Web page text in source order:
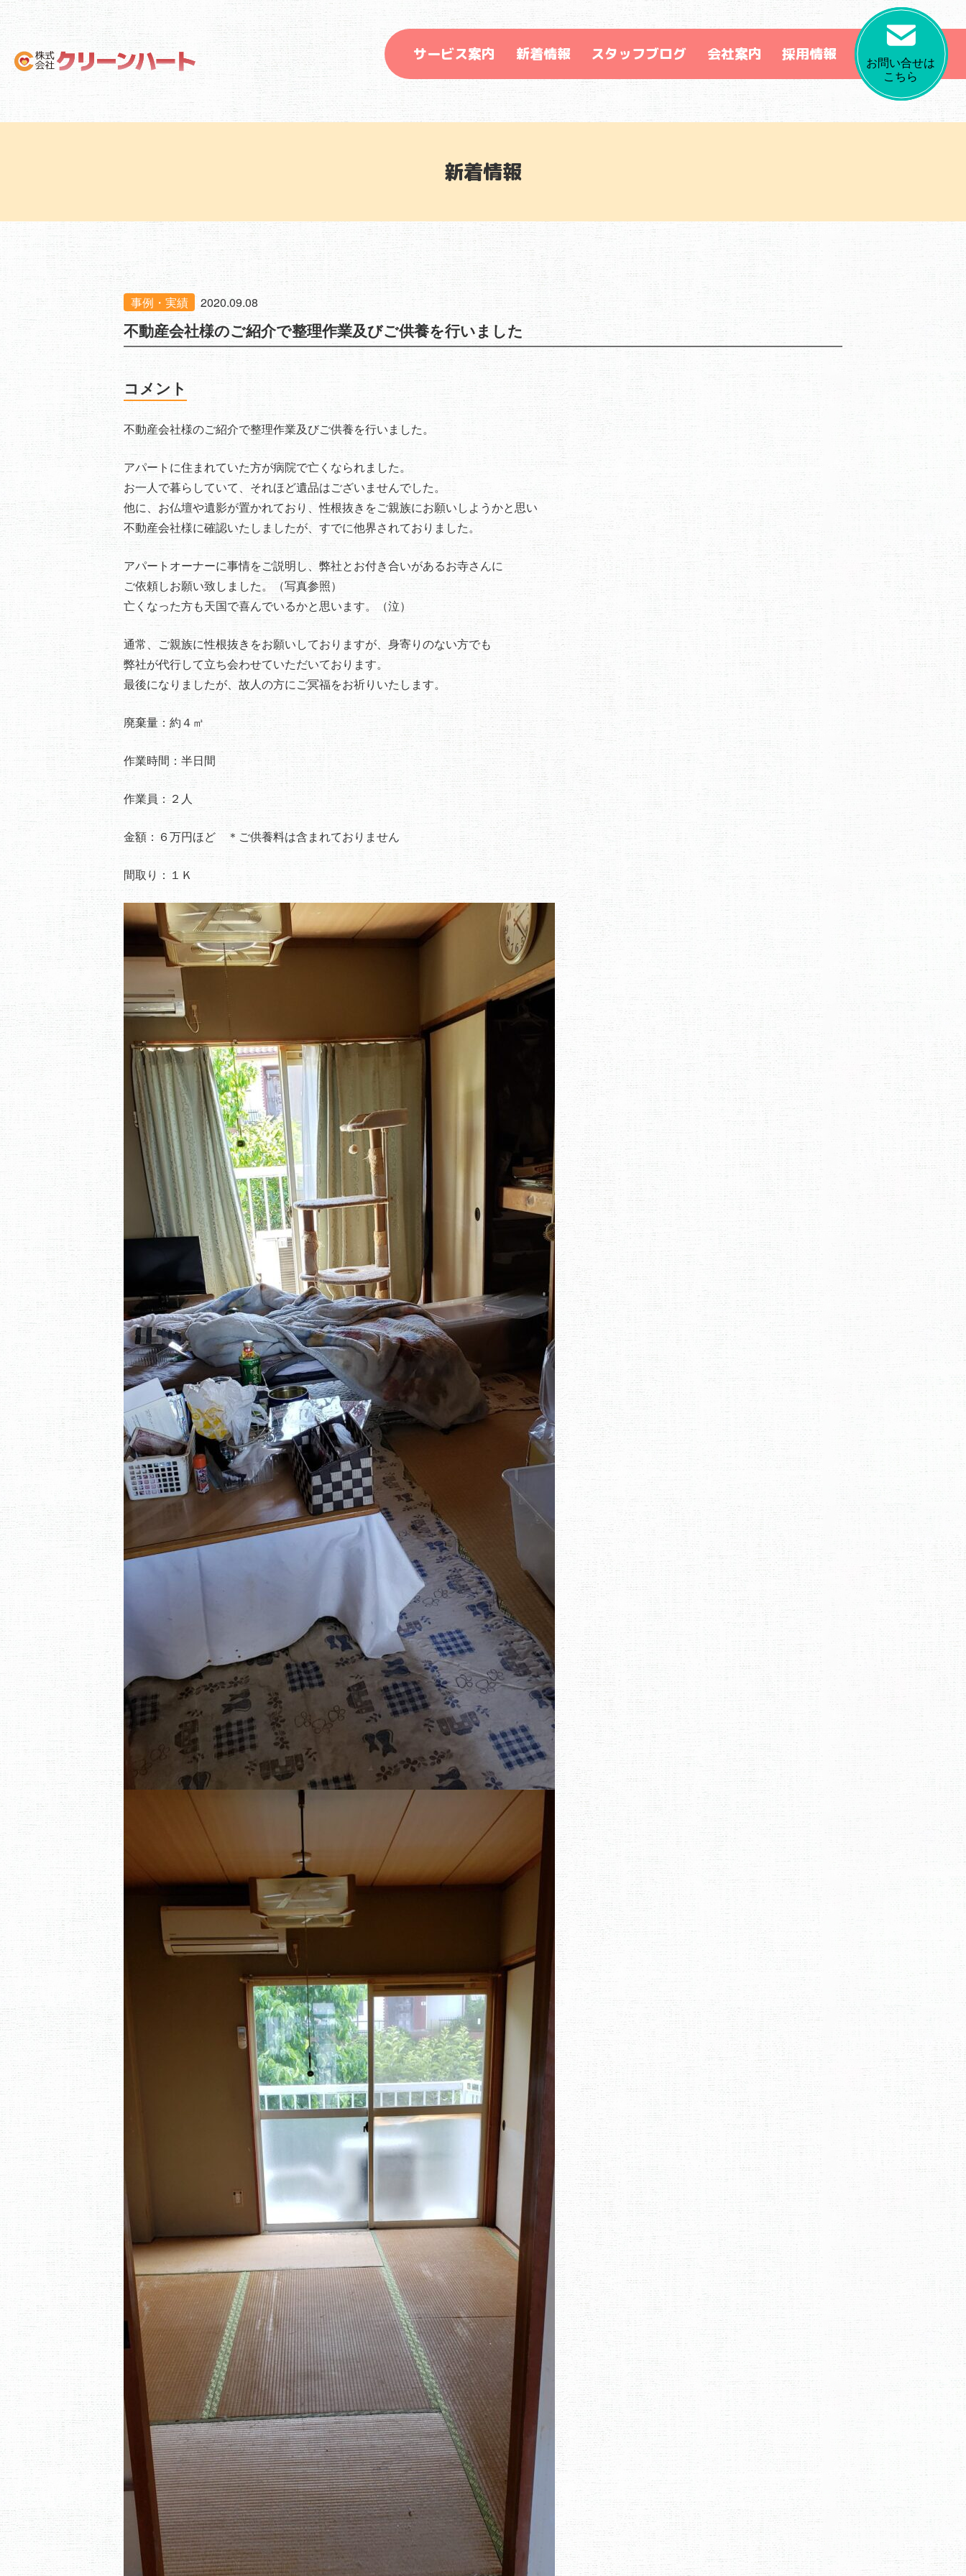
サービス案内 新着情報 スタッフブログ 会社案内 採用情報
新着情報
事例・実績 2020.09.08
不動産会社様のご紹介で整理作業及びご供養を行いました
コメント
不動産会社様のご紹介で整理作業及びご供養を行いました。
アパートに住まれていた方が病院で亡くなられました。
お一人で暮らしていて、それほど遺品はございませんでした。
他に、お仏壇や遺影が置かれており、性根抜きをご親族にお願いしようかと思い
不動産会社様に確認いたしましたが、すでに他界されておりました。
アパートオーナーに事情をご説明し、弊社とお付き合いがあるお寺さんに
ご依頼しお願い致しました。（写真参照）
亡くなった方も天国で喜んでいるかと思います。（泣）
通常、ご親族に性根抜きをお願いしておりますが、身寄りのない方でも
弊社が代行して立ち会わせていただいております。
最後になりましたが、故人の方にご冥福をお祈りいたします。
廃棄量：約４㎥
作業時間：半日間
作業員：２人
金額：６万円ほど ＊ご供養料は含まれておりません
間取り：１Ｋ